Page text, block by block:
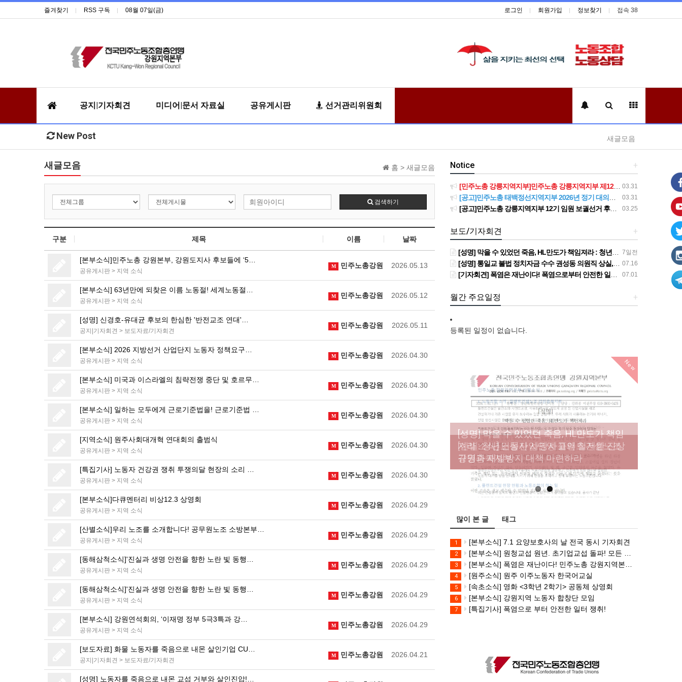
즐겨찾기 RSS 구독 08월 07일(금) 로그인 회원가입 정보찾기 접속 38
공지|기자회견 미디어|문서 자료실 공유게시판 선거관리위원회
New Post 새글모음
홈 > 새글모음
새글모음
검색하기
구분 제목 이름 날짜
[본부소식]민주노총 강원본부, 강원도지사 후보들에 ‘5…
공유게시판 > 지역 소식
M 민주노총강원 2026.05.13
[본부소식] 63년만에 되찾은 이름 노동절! 세계노동절…
공유게시판 > 지역 소식
M 민주노총강원 2026.05.12
[성명] 신경호-유대균 후보의 한심한 '반전교조 연대'…
공지|기자회견 > 보도자료/기자회견
M 민주노총강원 2026.05.11
[본부소식] 2026 지방선거 산업단지 노동자 정책요구…
공유게시판 > 지역 소식
M 민주노총강원 2026.04.30
[본부소식] 미국과 이스라엘의 침략전쟁 중단 및 호르무…
공유게시판 > 지역 소식
M 민주노총강원 2026.04.30
[본부소식] 일하는 모두에게 근로기준법을! 근로기준법 …
공유게시판 > 지역 소식
M 민주노총강원 2026.04.30
[지역소식] 원주사회대개혁 연대회의 출범식
공유게시판 > 지역 소식
M 민주노총강원 2026.04.30
[특집기사] 노동자 건강권 쟁취 투쟁의달 현장의 소리 …
공유게시판 > 지역 소식
M 민주노총강원 2026.04.30
[본부소식]다큐멘터리 비상12.3 상영회
공유게시판 > 지역 소식
M 민주노총강원 2026.04.29
[산별소식]우리 노조를 소개합니다! 공무원노조 소방본부…
공유게시판 > 지역 소식
M 민주노총강원 2026.04.29
[동해삼척소식]'진실과 생명 안전을 향한 노란 빛 동행…
공유게시판 > 지역 소식
M 민주노총강원 2026.04.29
[동해삼척소식]'진실과 생명 안전을 향한 노란 빛 동행…
공유게시판 > 지역 소식
M 민주노총강원 2026.04.29
[본부소식] 강원연석회의, ‘이재명 정부 5극3특과 강…
공유게시판 > 지역 소식
M 민주노총강원 2026.04.29
[보도자료] 화물 노동자를 죽음으로 내몬 살인기업 CU…
공지|기자회견 > 보도자료/기자회견
M 민주노총강원 2026.04.21
[성명] 노동자를 죽음으로 내몬 교섭 거부와 살인진압!…
+
Notice
03.31
[민주노총 강릉지역지부]민주노총 강릉지역지부 제12기 임원 보궐선거결과 공고
03.31
[공고]민주노총 태백정선지역지부 2026년 정기 대의원대회 재소집 건
03.25
[공고]민주노총 강릉지역지부 12기 임원 보궐선거 후보자 확정 공고
+
보도/기자회견
7일전
[성명] 막을 수 있었던 죽음, HL만도가 책임져라 : 청년노동자 사망사고의 철저한 진상규명과 재발방지 대책 마련하라
07.16
[성명] 통일교 불법 정치자금 수수 권성동 의원직 상실, 사필귀정이다
07.01
[기자회견] 폭염은 재난이다! 폭염으로부터 안전한 일터를 위한 민주노총 강원지역본부 폭염감시단 선포 기자회견
+
월간 주요일정
등록된 일정이 없습니다.
New
[성명] 막을 수 있었던 죽음, HL만도가 책임
져라 : 청년노동자 사망사고의 철저한 진상
규명과 재발방지 대책 마련하라
[산별소식] 건설산업연맹 플랜트건설노조
강원충북지부
많이 본 글 태그
1 [본부소식] 7.1 요양보호사의 날 전국 동시 기자회견
2 [본부소식] 원청교섭 원년. 초기업교섭 돌파! 모든 노동자의 노동기본권 쟁취! 민주노총 7.15 총파업대회
3 [본부소식] 폭염은 재난이다! 민주노총 강원지역본부 폭염감시단 선포 기자회견
4 [원주소식] 원주 이주노동자 한국어교실
5 [속초소식] 영화 <3학년 2학기> 공동체 상영회
6 [본부소식] 강원지역 노동자 합창단 모임
7 [특집기사] 폭염으로 부터 안전한 일터 쟁취!